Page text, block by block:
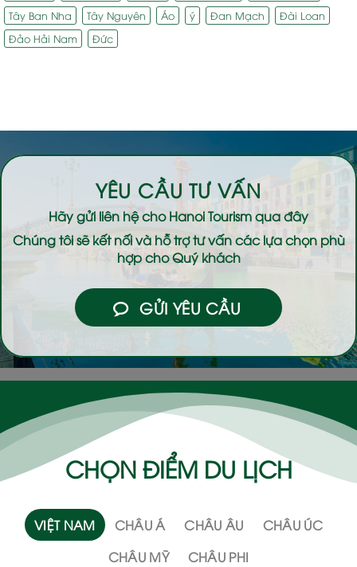
Tây Ban Nha
Tây Nguyên Áo ý Đan Mạch
Đài Loan
Đảo Hải Nam
Đức
YÊU CẦU TƯ VẤN
Hãy gửi liên hệ choHanoi Tourismqua đây
Chúng tôi sẽ kết nối và hỗ trợ tư vấn các lựa chọn phù
hợp cho Quý khách
GỬI YÊU CẦU
CHỌN ĐIỂM DU LỊCH
VIỆT NAM CHÂU Á CHÂU ÂU
CHÂU ÚC
CHÂU MỸ
CHÂU PHI